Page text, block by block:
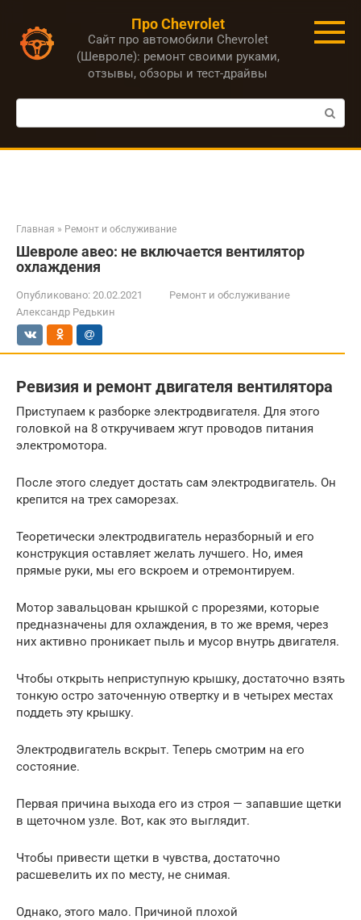
контенту
Про Chevrolet
Сайт про автомобили Chevrolet
(Шевроле): ремонт своими руками,
отзывы, обзоры и тест-драйвы
Поиск:
Главная » Ремонт и обслуживание
Шевроле авео: не включается вентилятор
охлаждения
Опубликовано: 20.02.2021
Ремонт и обслуживание
Александр Редькин
Ревизия и ремонт двигателя вентилятора
Приступаем к разборке электродвигателя. Для этого
головкой на 8 откручиваем жгут проводов питания
электромотора.
После этого следует достать сам электродвигатель. Он
крепится на трех саморезах.
Теоретически электродвигатель неразборный и его
конструкция оставляет желать лучшего. Но, имея
прямые руки, мы его вскроем и отремонтируем.
Мотор завальцован крышкой с прорезями, которые
предназначены для охлаждения, в то же время, через
них активно проникает пыль и мусор внутрь двигателя.
Чтобы открыть неприступную крышку, достаточно взять
тонкую остро заточенную отвертку и в четырех местах
поддеть эту крышку.
Электродвигатель вскрыт. Теперь смотрим на его
состояние.
Первая причина выхода его из строя — запавшие щетки
в щеточном узле. Вот, как это выглядит.
Чтобы привести щетки в чувства, достаточно
расшевелить их по месту, не снимая.
Однако, этого мало. Причиной плохой